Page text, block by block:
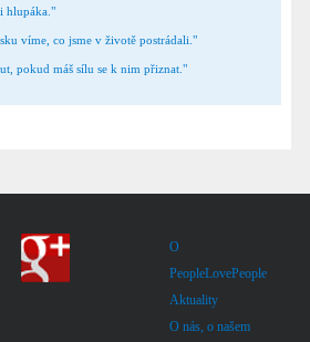
hlupáka."
víme, co jsme v životě postrádali."
pokud máš sílu se k nim přiznat."
O
PeopleLovePeople
Aktuality
O nás, o našem